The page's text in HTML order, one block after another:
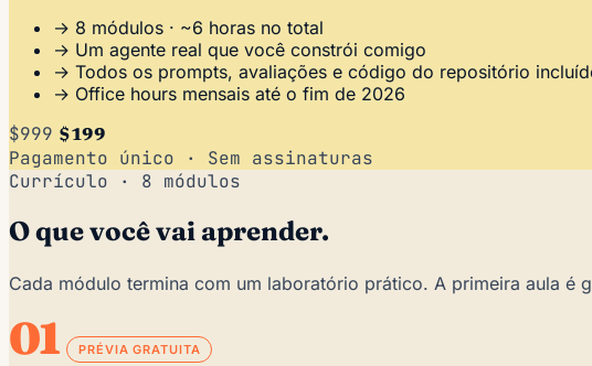
→ 8 módulos · ~6 horas no total
→ Um agente real que você constrói comigo
→ Todos os prompts, avaliações e código do repositório
→ Office hours mensais até o fim de 2026
$999 $199
Pagamento único · Sem assinaturas
Currículo · 8 módulos
O que você vai aprender.
Cada módulo termina com um laboratório prático. A primeira aula é
01 PRÉVIA GRATUITA